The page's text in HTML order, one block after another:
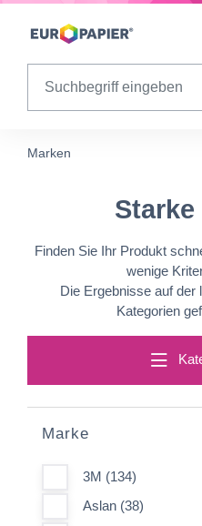
Table Of Content
Starke Marken
Marken
Starke
Finden Sie Ihr Produkt
wenige
Die Ergebnisse auf der
Kategorien
Marke
3M (134)
Aslan (38)